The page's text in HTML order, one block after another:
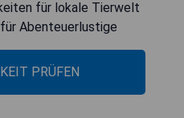
für lokale Tierwelt
Abenteuerlustige
PRÜFEN